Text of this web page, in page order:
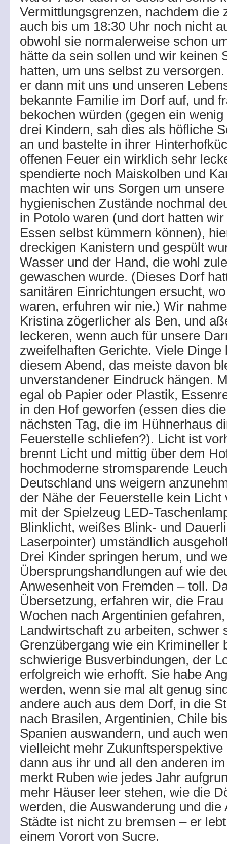
Vermittlungsgrenzen, nachdem die
auch bis um 18:30 Uhr noch nicht
obwohl sie normalerweise schon
hätte da sein sollen und wir keinen
hatten, um uns selbst zu
er dann mit uns und unseren
bekannte Familie im Dorf auf, und
bekochen würden (gegen ein
drei Kindern, sah dies als höfliche
an und bastelte in ihrer
offenen Feuer ein wirklich sehr
spendierte noch Maiskolben und
machten wir uns Sorgen um
hygienischen Zustände nochmal
in Potolo waren (und dort hatten
Essen selbst kümmern können),
dreckigen Kanistern und gespült
Wasser und der Hand, die wohl
gewaschen wurde. (Dieses Dorf
sanitären Einrichtungen ersucht, wo
waren, erfuhren wir nie.) Wir
Kristina zögerlicher als Ben, und
leckeren, wenn auch für unsere
zweifelhaften Gerichte. Viele Dinge
diesem Abend, das meiste davon
unverstandener Eindruck hängen.
egal ob Papier oder Plastik,
in den Hof geworfen (essen dies
nächsten Tag, die im Hühnerhaus
Feuerstelle schliefen?). Licht ist
brennt Licht und mittig über dem
hochmoderne stromsparende
Deutschland uns weigern
der Nähe der Feuerstelle kein Licht
mit der Spielzeug LED-
Blinklicht, weißes Blink- und
Laserpointer) umständlich
Drei Kinder springen herum, und
Übersprungshandlungen auf wie
Anwesenheit von Fremden – toll.
Übersetzung, erfahren wir, die
Wochen nach Argentinien
Landwirtschaft zu arbeiten, schwer
Grenzübergang wie ein Krimineller
schwierige Busverbindungen, der
erfolgreich wie erhofft. Sie habe
werden, wenn sie mal alt genug
andere auch aus dem Dorf, in die
nach Brasilen, Argentinien, Chile
Spanien auswandern, und auch
vielleicht mehr
dann aus ihr und all den anderen
merkt Ruben wie jedes Jahr
mehr Häuser leer stehen, wie die
werden, die Auswanderung und die
Städte ist nicht zu bremsen – er
einem Vorort von Sucre.